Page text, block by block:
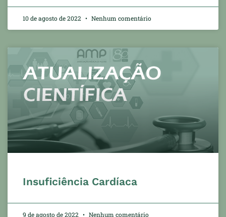
10 de agosto de 2022 Nenhum comentário
Insuficiência Cardíaca
9 de agosto de 2022 Nenhum comentário